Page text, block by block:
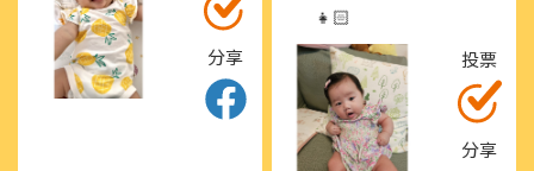
分享
👧🏻
投票
分享